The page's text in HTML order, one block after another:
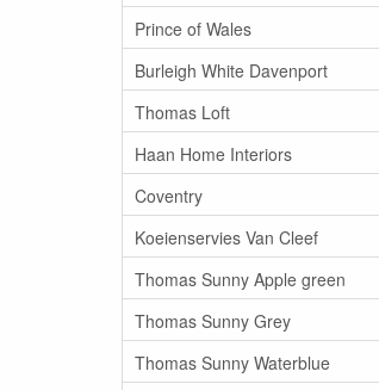
Prince of Wales
Burleigh White Davenport
Thomas Loft
Haan Home Interiors
Coventry
Koeienservies Van Cleef
Thomas Sunny Apple green
Thomas Sunny Grey
Thomas Sunny Waterblue